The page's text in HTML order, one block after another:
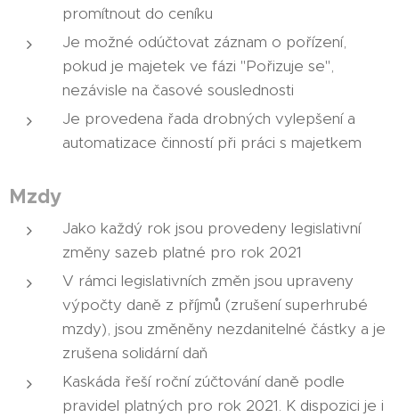
promítnout do ceníku
Je možné odúčtovat záznam o pořízení,
pokud je majetek ve fázi "Pořizuje se",
nezávisle na časové souslednosti
Je provedena řada drobných vylepšení a
automatizace činností při práci s majetkem
Mzdy
Jako každý rok jsou provedeny legislativní
změny sazeb platné pro rok 2021
V rámci legislativních změn jsou upraveny
výpočty daně z příjmů (zrušení superhrubé
mzdy), jsou změněny nezdanitelné částky a je
zrušena solidární daň
Kaskáda řeší roční zúčtování daně podle
pravidel platných pro rok 2021. K dispozici je i